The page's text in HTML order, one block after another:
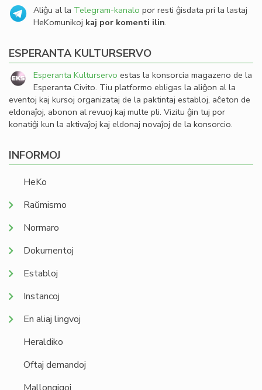
Aliĝu al la Telegram-kanalo por resti ĝisdata pri la lastaj
HeKomunikoj kaj por komenti ilin.
ESPERANTA KULTURSERVO
Esperanta Kulturservo estas la konsorcia magazeno de la
Esperanta Civito. Tiu platformo ebligas la aliĝon al la
eventoj kaj kursoj organizataj de la paktintaj establoj, aĉeton de
eldonaĵoj, abonon al revuoj kaj multe pli. Vizitu ĝin tuj por
konatiĝi kun la aktivaĵoj kaj eldonaj novaĵoj de la konsorcio.
INFORMOJ
HeKo
Raŭmismo
Normaro
Dokumentoj
Establoj
Instancoj
En aliaj lingvoj
Heraldiko
Oftaj demandoj